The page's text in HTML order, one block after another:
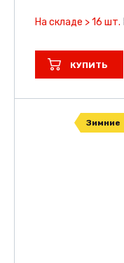
На складе > 16 шт.
КУПИТЬ
Зимние